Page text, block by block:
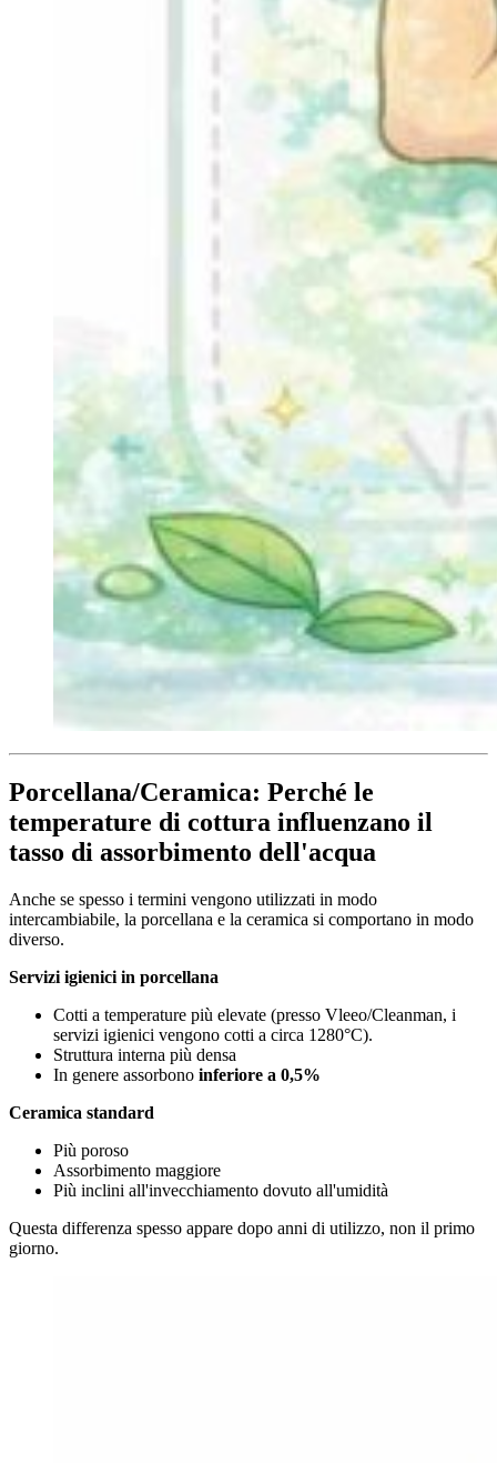
Porcellana/Ceramica: Perché le
temperature di cottura influenzano il
tasso di assorbimento dell'acqua
Anche se spesso i termini vengono utilizzati in modo
intercambiabile, la porcellana e la ceramica si comportano in modo
diverso.
Servizi igienici in porcellana
Cotti a temperature più elevate (presso Vleeo/Cleanman, i
servizi igienici vengono cotti a circa 1280°C).
Struttura interna più densa
In genere assorbono inferiore a 0,5%
Ceramica standard
Più poroso
Assorbimento maggiore
Più inclini all'invecchiamento dovuto all'umidità
Questa differenza spesso appare dopo anni di utilizzo, non il primo
giorno.